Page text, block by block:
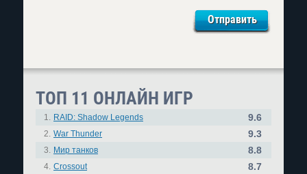
ТОП 11 ОНЛАЙН ИГР
1. RAID: Shadow Legends 9.6
2. War Thunder 9.3
3. Мир танков 8.8
4. Crossout 8.7